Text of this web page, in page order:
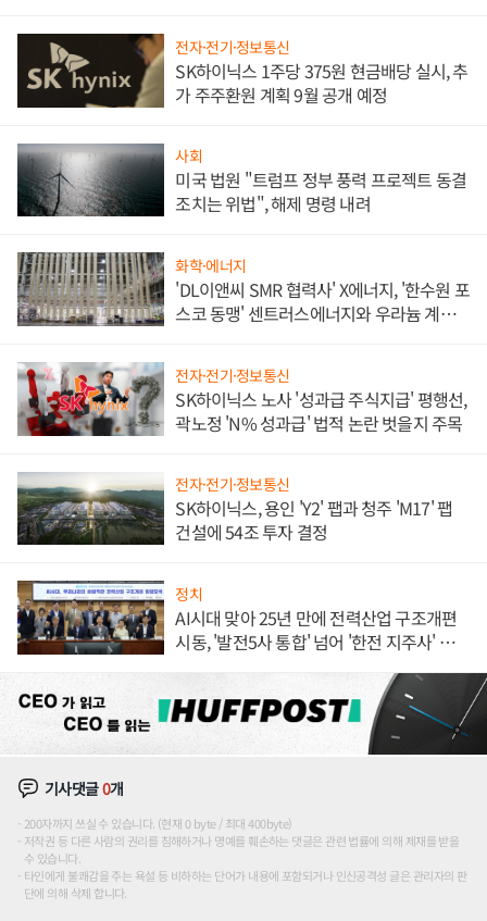
전자·전기·정보통신
SK하이닉스 1주당 375원 현금배당 실시, 추
가 주주환원 계획 9월 공개 예정
사회
미국 법원 "트럼프 정부 풍력 프로젝트 동결
조치는 위법", 해제 명령 내려
화학·에너지
'DL이앤씨 SMR 협력사' X에너지, '한수원 포
스코 동맹' 센트러스에너지와 우라늄 계약
전자·전기·정보통신
SK하이닉스 노사 '성과급 주식지급' 평행선,
곽노정 'N% 성과급' 법적 논란 벗을지 주목
전자·전기·정보통신
SK하이닉스, 용인 'Y2' 팹과 청주 'M17' 팹
건설에 54조 투자 결정
정치
AI시대 맞아 25년 만에 전력산업 구조개편
시동, '발전5사 통합' 넘어 '한전 지주사' 재편
기사댓글0개
200자까지 쓰실 수 있습니다. (현재 0 byte / 최대 400byte)
저작권 등 다른 사람의 권리를 침해하거나 명예를 훼손하는 댓글은 관련 법률에 의해 제재를 받을
수 있습니다.
타인에게 불쾌감을 주는 욕설 등 비하하는 단어가 내용에 포함되거나 인신공격성 글은 관리자의 판
단에 의해 삭제 합니다.